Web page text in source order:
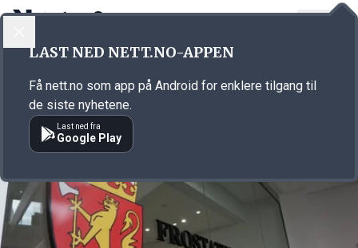
Annonsørinnhold
LAST NED NETT.NO-APPEN
Få nett.no som app på Android for enklere tilgang til
de siste nyhetene.
Last ned fra
Google Play